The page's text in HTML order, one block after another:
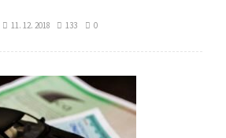
11. 12. 2018 133 0